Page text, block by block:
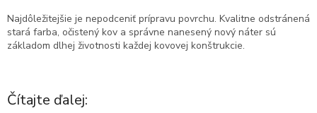
Najdôležitejšie je nepodceniť prípravu povrchu. Kvalitne odstránená
stará farba, očistený kov a správne nanesený nový náter sú
základom dlhej životnosti každej kovovej konštrukcie.
Čítajte ďalej: